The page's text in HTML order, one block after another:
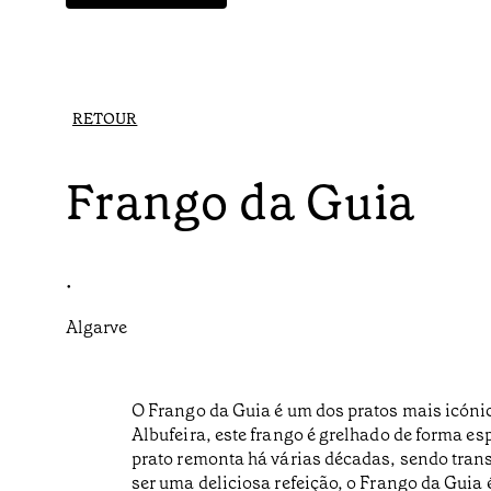
RETOUR
Frango da Guia
•
Algarve
O Frango da Guia é um dos pratos mais
Albufeira, este frango é grelhado de forma
prato remonta há várias décadas, sendo
ser uma deliciosa refeição, o Frango da